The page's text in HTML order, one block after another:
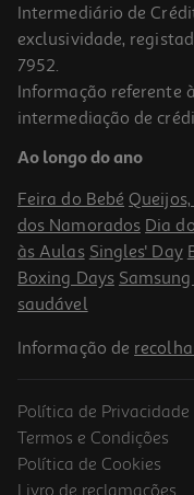
Iogurte Líquido Magro
2.19 €/Kg
0,35 €
Intermediário de
exclusividade,
7952.
Informação referente
intermediação de
Ao longo do ano
Feira do Bebé
dos Namorados Dia
às Aulas Singles' Day
Boxing Days
saudável
Informação de
Política de Privacidade
Termos e Condições
Política de Cookies
Livro de reclamações